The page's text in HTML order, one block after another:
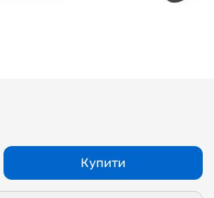
Купити